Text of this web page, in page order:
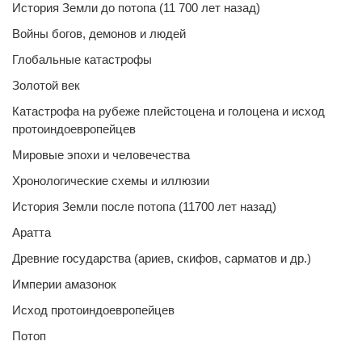
История Земли до потопа (11 700 лет назад)
Войны богов, демонов и людей
Глобальные катастрофы
Золотой век
Катастрофа на рубеже плейстоцена и голоцена и исход
протоиндоевропейцев
Мировые эпохи и человечества
Хронологические схемы и иллюзии
История Земли после потопа (11700 лет назад)
Аратта
Древние государства (ариев, скифов, сарматов и др.)
Империи амазонок
Исход протоиндоевропейцев
Потоп